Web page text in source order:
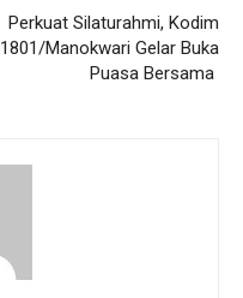
Perkuat Silaturahmi, Kodim
1801/Manokwari Gelar Buka
Puasa Bersama